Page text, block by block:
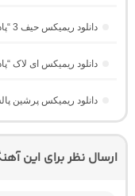
دانلود ریمیکس حیف 3 “پادکست ترکیبی خفن” از قدیمی ای آی
دانلود ریمیکس ای لاک
دانلود ریمیکس پرشین پالس 4 “پادکست طولانی عاشقانه” از
ارسال نظر برای این